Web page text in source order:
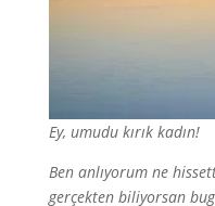
Ey, umudu kırık kadın!
Ben anlıyorum ne
gerçekten biliyorsan